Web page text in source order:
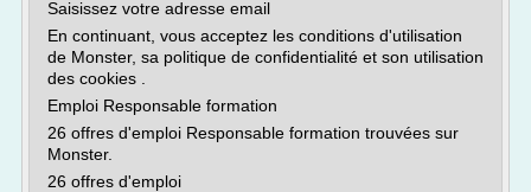
Saisissez votre adresse email
En continuant, vous acceptez les conditions d'utilisation
de Monster, sa politique de confidentialité et son utilisation
des cookies .
Emploi Responsable formation
26 offres d'emploi Responsable formation trouvées sur
Monster.
26 offres d'emploi